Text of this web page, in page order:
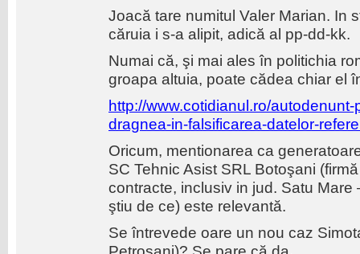
Joacă tare numitul Valer Marian. In
căruia i s-a alipit, adică al pp-dd-kk.
Numai că, şi mai ales în politichia
groapa altuia, poate cădea chiar el
http://www.cotidianul.ro/
dragnea-in-falsificarea-datelor-
Oricum, mentionarea ca
SC Tehnic Asist SRL Botoşani
contracte, inclusiv in jud. Satu Mare
ştiu de ce) este relevantă.
Se întrevede oare un nou caz